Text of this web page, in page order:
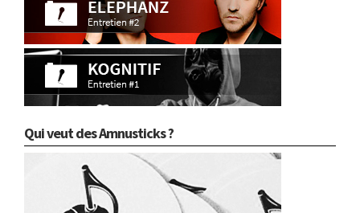
Qui veut des Amnusticks ?